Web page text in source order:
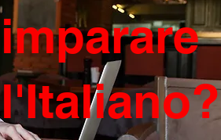
imparare
l'Italiano?